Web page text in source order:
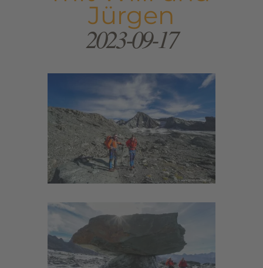
Jürgen
2023-09-17